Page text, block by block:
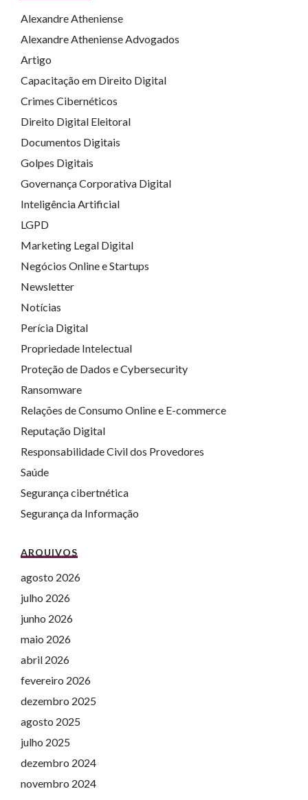
Alexandre Atheniense
Alexandre Atheniense Advogados
Artigo
Capacitação em Direito Digital
Crimes Cibernéticos
Direito Digital Eleitoral
Documentos Digitais
Golpes Digitais
Governança Corporativa Digital
Inteligência Artificial
LGPD
Marketing Legal Digital
Negócios Online e Startups
Newsletter
Notícias
Perícia Digital
Propriedade Intelectual
Proteção de Dados e Cybersecurity
Ransomware
Relações de Consumo Online e E-commerce
Reputação Digital
Responsabilidade Civil dos Provedores
Saúde
Segurança cibertnética
Segurança da Informação
ARQUIVOS
agosto 2026
julho 2026
junho 2026
maio 2026
abril 2026
fevereiro 2026
dezembro 2025
agosto 2025
julho 2025
dezembro 2024
novembro 2024